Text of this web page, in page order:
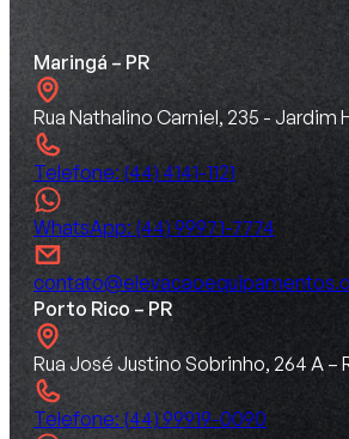
Maringá – PR
Rua Nathalino Carniel, 235 - Jardim
Telefone: (44) 4141-1121
WhatsApp: (44) 99971-7774
Porto Rico – PR
Rua José Justino Sobrinho, 264 A
Telefone: (44) 99919-0090